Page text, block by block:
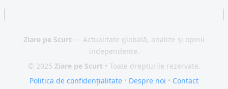
Ziare pe Scurt — Actualitate globală, analize și opinii
independente.
© 2025 Ziare pe Scurt • Toate drepturile rezervate.
Politica de confidențialitate • Despre noi • Contact